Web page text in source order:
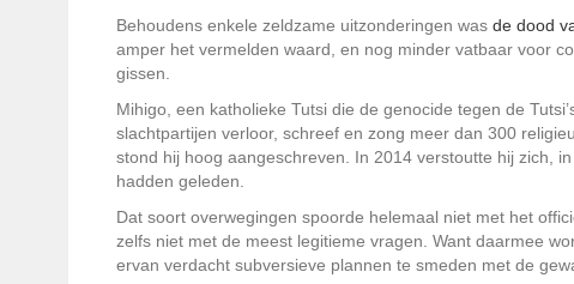
Behoudens enkele zeldzame uitzonderingen was de dood
amper het vermelden waard, en nog minder vatbaar voor
gissen.
Mihigo, een katholieke Tutsi die de genocide tegen de
slachtpartijen verloor, schreef en zong meer dan 300
stond hij hoog aangeschreven. In 2014 verstoutte hij zich,
hadden geleden.
Dat soort overwegingen spoorde helemaal niet met het
zelfs niet met de meest legitieme vragen. Want daarmee
ervan verdacht subversieve plannen te smeden met de